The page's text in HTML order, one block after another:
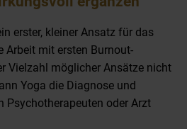
erster, kleiner Ansatz für das
Arbeit mit ersten Burnout-
Vielzahl möglicher Ansätze nicht
Yoga die Diagnose und
Psychotherapeuten oder Arzt